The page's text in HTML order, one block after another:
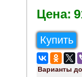
Цена:
Купить
Варианты